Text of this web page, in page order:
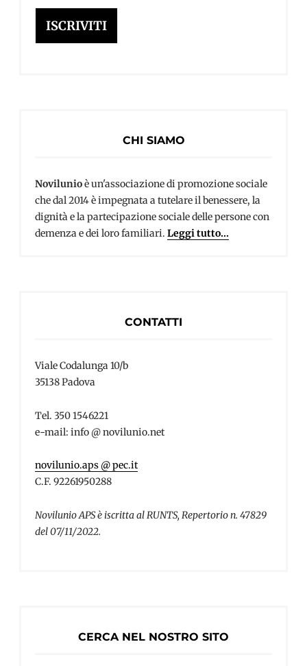
mail
ISCRIVITI
CHI SIAMO
Novilunioè un'associazione di promozione sociale
che dal 2014 è impegnata a tutelare il benessere, la
dignità e la partecipazione sociale delle persone con
demenza e dei loro familiari. Leggi tutto...
CONTATTI
Viale Codalunga 10/b
35138 Padova
Tel. 350 1546221
e-mail: info @ novilunio.net
novilunio.aps @ pec.it
C.F. 92261950288
Novilunio APS è iscritta al RUNTS, Repertorio n. 47829
del 07/11/2022.
CERCA NEL NOSTRO SITO